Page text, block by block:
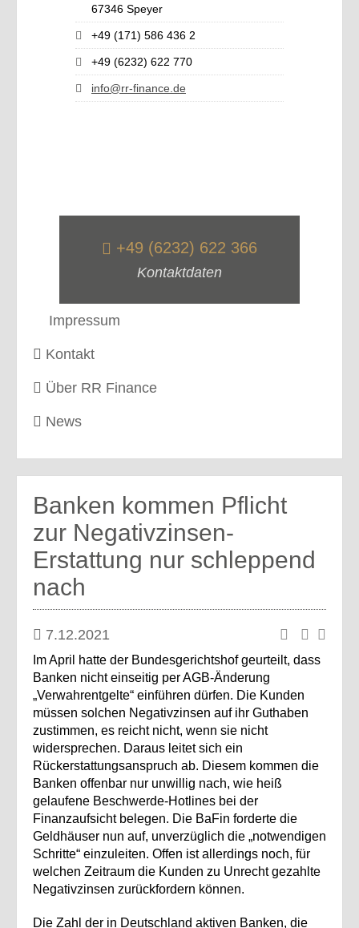
67346 Speyer
+49 (171) 586 436 2
+49 (6232) 622 770
info@rr-finance.de
+49 (6232) 622 366
Kontaktdaten
Impressum
Kontakt
Über RR Finance
News
Banken kommen Pflicht
zur Negativzinsen-
Erstattung nur schleppend
nach
7.12.2021
Im April hatte der Bundesgerichtshof geurteilt, dass
Banken nicht einseitig per AGB-Änderung
„Verwahrentgelte“ einführen dürfen. Die Kunden
müssen solchen Negativzinsen auf ihr Guthaben
zustimmen, es reicht nicht, wenn sie nicht
widersprechen. Daraus leitet sich ein
Rückerstattungsanspruch ab. Diesem kommen die
Banken offenbar nur unwillig nach, wie heiß
gelaufene Beschwerde-Hotlines bei der
Finanzaufsicht belegen. Die BaFin forderte die
Geldhäuser nun auf, unverzüglich die „notwendigen
Schritte“ einzuleiten. Offen ist allerdings noch, für
welchen Zeitraum die Kunden zu Unrecht gezahlte
Negativzinsen zurückfordern können.
Die Zahl der in Deutschland aktiven Banken, die